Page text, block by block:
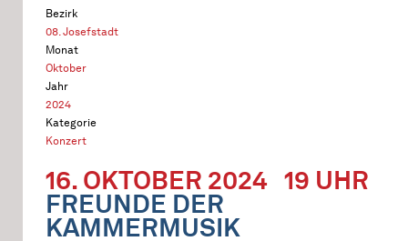
Bezirk
08. Josefstadt
Monat
Oktober
Jahr
2024
Kategorie
Konzert
16. OKTOBER 2024 19 UHR
FREUNDE DER
KAMMERMUSIK